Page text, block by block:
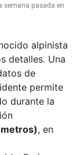
semana pasada en
alpinista
detalles. Una
de
permite
durante la
, en